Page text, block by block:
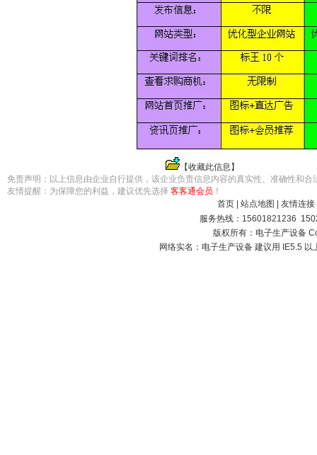
【收藏此信息 】
免责声明：以上信息由企业自行提供，该企业负责信息内容的真实性、准确性和
友情提醒：为保障您的利益，建议优先选择 客客通会员 ！
首页
站点地图 友情连接
服务热线：15601821236
版权所有：电子生产设备
网络实名： 电子生产设备 建议用 IE5.5 以